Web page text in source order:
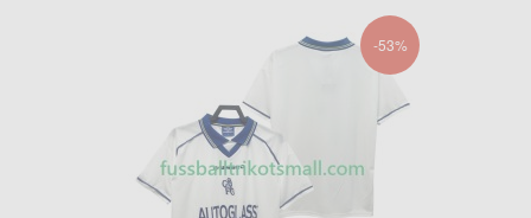
-53%